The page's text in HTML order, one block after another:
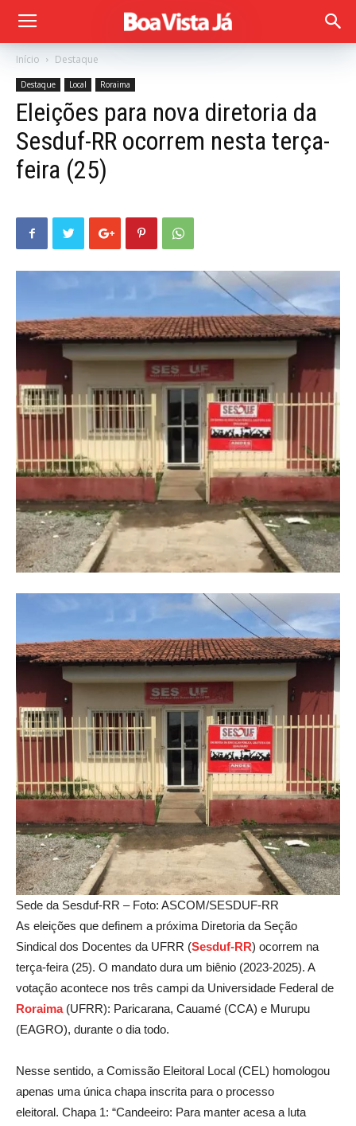
Início Destaque
Destaque Local Roraima
Eleições para nova diretoria da
Sesduf-RR ocorrem nesta terça-
feira (25)
Sede da Sesduf-RR – Foto: ASCOM/SESDUF-RR
As eleições que definem a próxima Diretoria da Seção
Sindical dos Docentes da UFRR (Sesduf-RR) ocorrem na
terça-feira (25). O mandato dura um biênio (2023-2025). A
votação acontece nos três campi da Universidade Federal de
Roraima(UFRR): Paricarana, Cauamé (CCA) e Murupu
(EAGRO), durante o dia todo.
Nesse sentido, a Comissão Eleitoral Local (CEL) homologou
apenas uma única chapa inscrita para o processo
eleitoral. Chapa 1: “Candeeiro: Para manter acesa a luta